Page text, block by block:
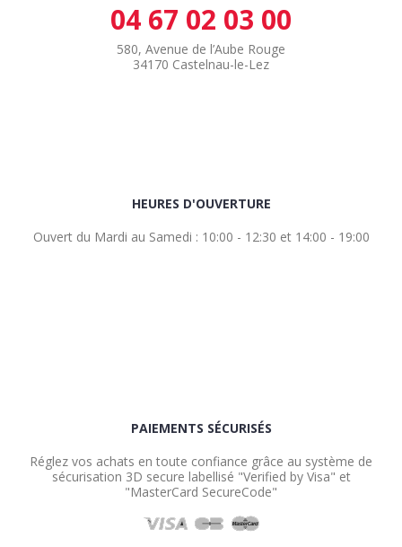
04 67 02 03 00
580, Avenue de l’Aube Rouge
34170 Castelnau-le-Lez
HEURES D'OUVERTURE
Ouvert du Mardi au Samedi : 10:00 - 12:30 et 14:00 - 19:00
PAIEMENTS SÉCURISÉS
Réglez vos achats en toute confiance grâce au système de
sécurisation 3D secure labellisé "Verified by Visa" et
"MasterCard SecureCode"